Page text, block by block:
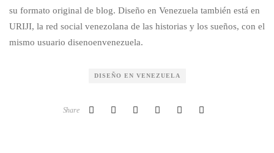
su formato original de blog. Diseño en Venezuela también está en
URIJI, la red social venezolana de las historias y los sueños, con el
mismo usuario disenoenvenezuela.
DISEÑO EN VENEZUELA
Share